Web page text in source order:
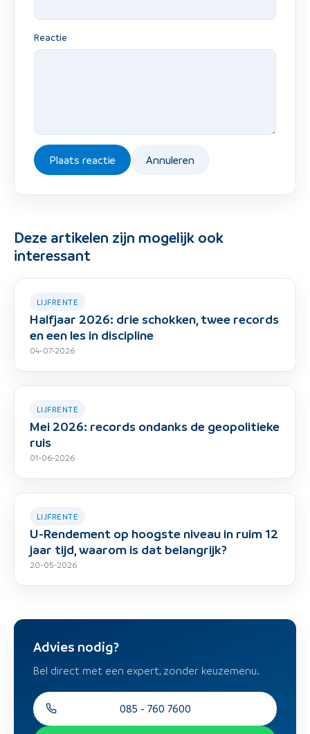
Reactie
Plaats reactie Annuleren
Deze artikelen zijn mogelijk ook
interessant
LIJFRENTE
Halfjaar 2026: drie schokken, twee records
en een les in discipline
04-07-2026
LIJFRENTE
Mei 2026: records ondanks de geopolitieke
ruis
01-06-2026
LIJFRENTE
U-Rendement op hoogste niveau in ruim 12
jaar tijd, waarom is dat belangrijk?
20-05-2026
Advies nodig?
Bel direct met een expert, zonder keuzemenu.
085 - 760 7600